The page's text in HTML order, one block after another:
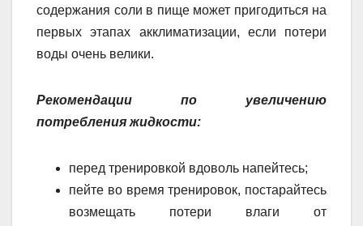
содержания соли в пище может пригодиться на
первых этапах акклиматизации, если потери
воды очень велики.
Рекомендации по увеличению
потребления жидкости:
перед тренировкой вдоволь напейтесь;
пейте во время тренировок, постарайтесь
возмещать потери влаги от